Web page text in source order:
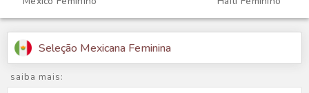
Seleção Mexicana Feminina
saiba mais: